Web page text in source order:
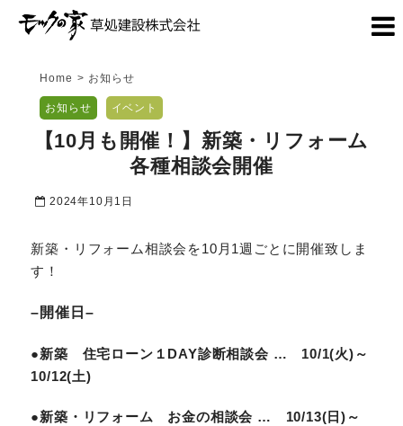
Home > お知らせ
お知らせ イベント
【10月も開催！】新築・リフォーム
各種相談会開催
2024年10月1日
新築・リフォーム相談会を10月1週ごとに開催致しま
す！
–開催日–
●新築 住宅ローン１DAY診断相談会 … 10/1(火)～
10/12(土)
●新築・リフォーム お金の相談会 … 10/13(日)～